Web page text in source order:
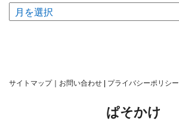
ア
ー
サイトマップ｜ お問い合わせ プライバシーポリシー
ぱそかけ